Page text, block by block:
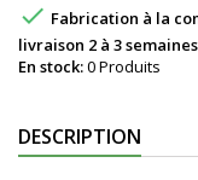
 Fabrication à la
livraison 2 à 3 semaines
En stock:0 Produits
DESCRIPTION